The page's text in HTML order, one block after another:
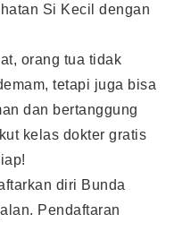
Si Kecil dengan
orang tua tidak
tetapi juga bisa
dan bertanggung
kelas dokter gratis
diri Bunda
Pendaftaran